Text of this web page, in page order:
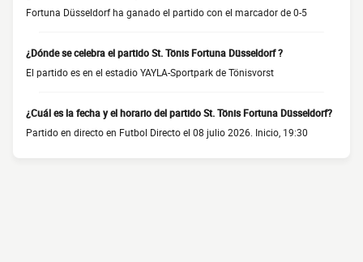
Fortuna Düsseldorf ha ganado el partido con el marcador de 0-5
¿Dónde se celebra el partido St. Tönis Fortuna Düsseldorf ?
El partido es en el estadio YAYLA-Sportpark de Tönisvorst
¿Cuál es la fecha y el horario del partido St. Tönis Fortuna Düsseldorf?
Partido en directo en Futbol Directo el 08 julio 2026. Inicio, 19:30